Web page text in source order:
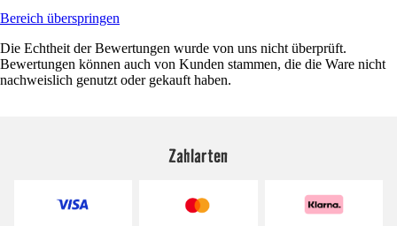
Bereich überspringen
Die Echtheit der Bewertungen wurde von uns nicht überprüft.
Bewertungen können auch von Kunden stammen, die die Ware nicht
nachweislich genutzt oder gekauft haben.
Zahlarten